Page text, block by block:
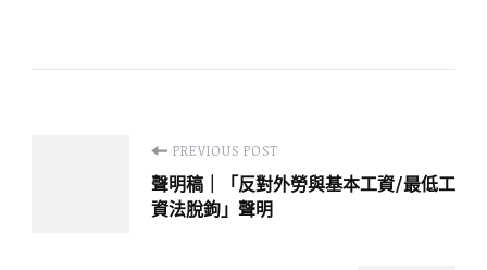
Navigation
PREVIOUS POST
聲明稿｜「反對外勞與基本工資/最低工
資法脫鉤」聲明